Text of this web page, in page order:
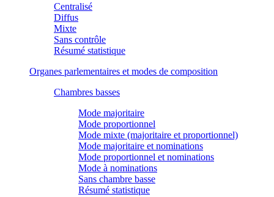
Centralisé
Diffus
Mixte
Sans contrôle
Résumé statistique
Organes parlementaires et modes de composition
Chambres basses
Mode majoritaire
Mode proportionnel
Mode mixte (majoritaire et proportionnel)
Mode majoritaire et nominations
Mode proportionnel et nominations
Mode à nominations
Sans chambre basse
Résumé statistique